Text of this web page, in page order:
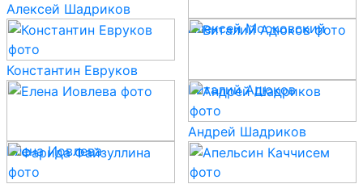
Алексей Шадриков
Алексей Московский
Константин Евруков
Виталий Адюков
Елена Иовлева
Андрей Шадриков